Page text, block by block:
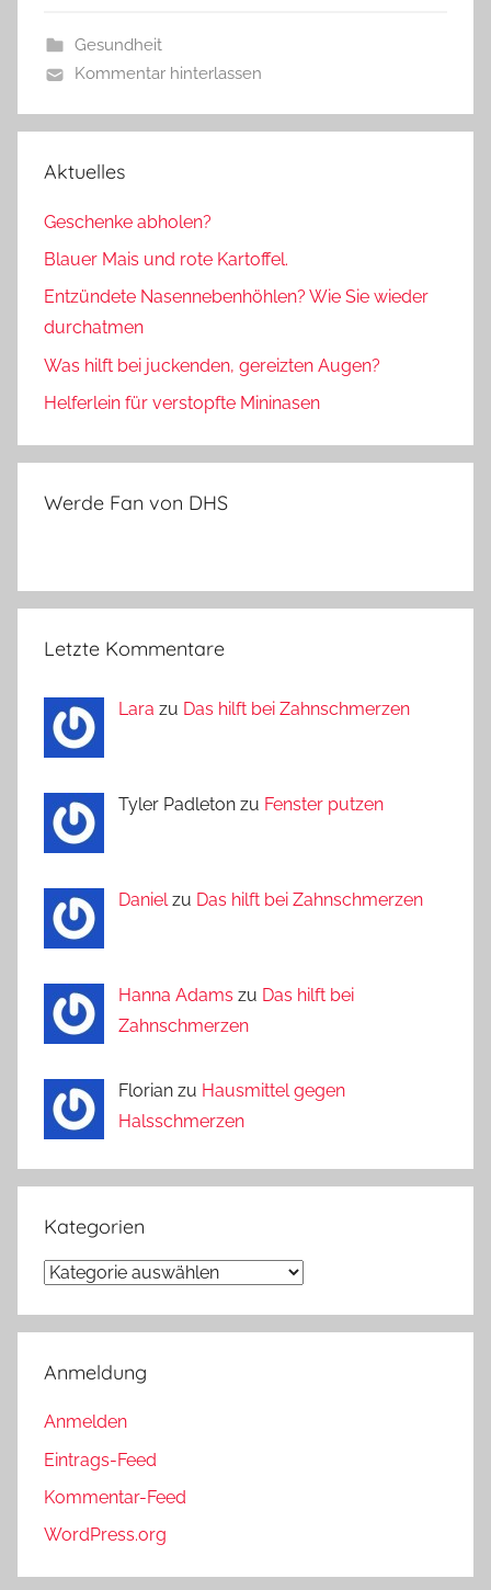
Gesundheit
Kommentar hinterlassen
Aktuelles
Geschenke abholen?
Blauer Mais und rote Kartoffel.
Entzündete Nasennebenhöhlen? Wie Sie wieder
durchatmen
Was hilft bei juckenden, gereizten Augen?
Helferlein für verstopfte Mininasen
Werde Fan von DHS
Letzte Kommentare
Lara zu Das hilft bei Zahnschmerzen
Tyler Padleton zu Fenster putzen
Daniel zu Das hilft bei Zahnschmerzen
Hanna Adams zu Das hilft bei
Zahnschmerzen
Florian zu Hausmittel gegen
Halsschmerzen
Kategorien
Kategorien
Anmeldung
Anmelden
Eintrags-Feed
Kommentar-Feed
WordPress.org